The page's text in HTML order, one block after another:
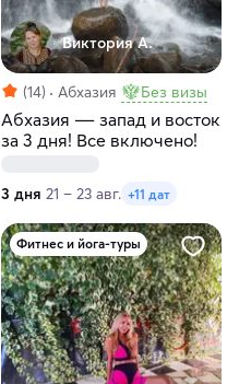
Виктория А.
(14) Абхазия Без визы
Абхазия ― запад и восток
за 3 дня! Все включено!
3 дня 21 – 23 авг. +11 дат
Фитнес и йога-туры